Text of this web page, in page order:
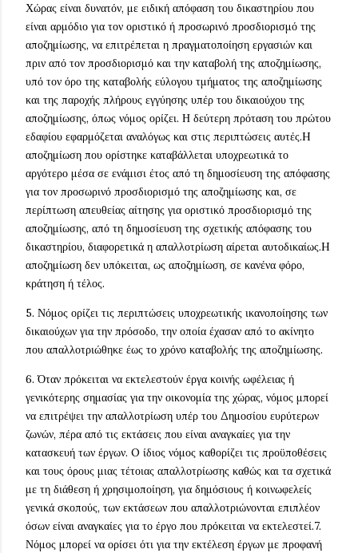
Χώρας είναι δυνατόν, με ειδική απόφαση του δικαστηρίου που
είναι αρμόδιο για τον οριστικό ή προσωρινό προσδιορισμό της
αποζημίωσης, να επιτρέπεται η πραγματοποίηση εργασιών και
πριν από τον προσδιορισμό και την καταβολή της αποζημίωσης,
υπό τον όρο της καταβολής εύλογου τμήματος της αποζημίωσης
και της παροχής πλήρους εγγύησης υπέρ του δικαιούχου της
αποζημίωσης, όπως νόμος ορίζει. Η δεύτερη πρόταση του πρώτου
εδαφίου εφαρμόζεται αναλόγως και στις περιπτώσεις αυτές.H
αποζημίωση που ορίστηκε καταβάλλεται υποχρεωτικά το
αργότερο μέσα σε ενάμισι έτος από τη δημοσίευση της απόφασης
για τον προσωρινό προσδιορισμό της αποζημίωσης και, σε
περίπτωση απευθείας αίτησης για οριστικό προσδιορισμό της
αποζημίωσης, από τη δημοσίευση της σχετικής απόφασης του
δικαστηρίου, διαφορετικά η απαλλοτρίωση αίρεται αυτοδικαίως.H
αποζημίωση δεν υπόκειται, ως αποζημίωση, σε κανένα φόρο,
κράτηση ή τέλος.
5. Νόμος ορίζει τις περιπτώσεις υποχρεωτικής ικανοποίησης των
δικαιούχων για την πρόσοδο, την οποία έχασαν από το ακίνητο
που απαλλοτριώθηκε έως το χρόνο καταβολής της αποζημίωσης.
6. Όταν πρόκειται να εκτελεστούν έργα κοινής ωφέλειας ή
γενικότερης σημασίας για την οικονομία της χώρας, νόμος μπορεί
να επιτρέψει την απαλλοτρίωση υπέρ του Δημοσίου ευρύτερων
ζωνών, πέρα από τις εκτάσεις που είναι αναγκαίες για την
κατασκευή των έργων. O ίδιος νόμος καθορίζει τις προϋποθέσεις
και τους όρους μιας τέτοιας απαλλοτρίωσης καθώς και τα σχετικά
με τη διάθεση ή χρησιμοποίηση, για δημόσιους ή κοινωφελείς
γενικά σκοπούς, των εκτάσεων που απαλλοτριώνονται επιπλέον
όσων είναι αναγκαίες για το έργο που πρόκειται να εκτελεστεί.7.
Νόμος μπορεί να ορίσει ότι για την εκτέλεση έργων με προφανή